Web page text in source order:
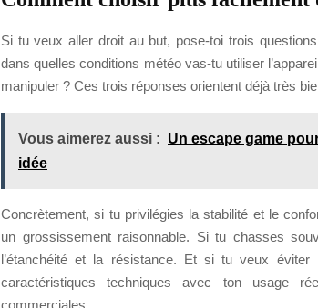
Si tu veux aller droit au but, pose-toi trois
dans quelles conditions météo vas-tu utiliser
manipuler ? Ces trois réponses orientent déjà très
Vous aimerez aussi : Un escape game
idée
Concrètement, si tu privilégies la stabilité et le
un grossissement raisonnable. Si tu chasses
l’étanchéité et la résistance. Et si tu veux éviter
caractéristiques techniques avec ton usage
commerciales.